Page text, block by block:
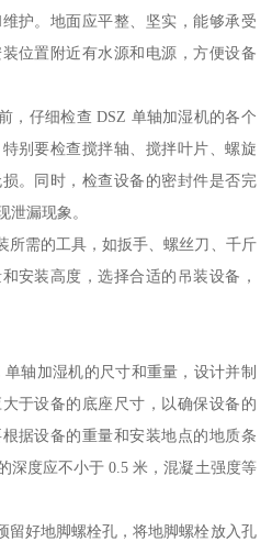
护。地面应平整、坚实，能够承受
位置附近有水源和电源，方便设备
仔细检查 DSZ 单轴加湿机的各个
别要检查搅拌轴、搅拌叶片、螺旋
。同时，检查设备的密封件是否完
泄漏现象。
需的工具，如扳手、螺丝刀、千斤
安装高度，选择合适的吊装设备，
轴加湿机的尺寸和重量，设计并制
于设备的底座尺寸，以确保设备的
据设备的重量和安装地点的地质条
深度应不小于 0.5 米，混凝土强度等
好地脚螺栓孔，将地脚螺栓放入孔